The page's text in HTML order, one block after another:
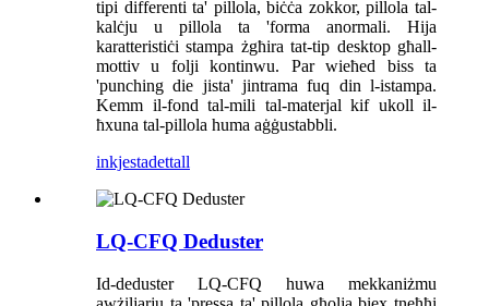
tipi differenti ta' pillola, biċċa zokkor, pillola tal-
kalċju u pillola ta 'forma anormali. Hija
karatteristiċi stampa żgħira tat-tip desktop għall-
mottiv u folji kontinwu. Par wieħed biss ta
'punching die jista' jintrama fuq din l-istampa.
Kemm il-fond tal-mili tal-materjal kif ukoll il-
ħxuna tal-pillola huma aġġustabbli.
inkjestadettall
LQ-CFQ Deduster
Id-deduster LQ-CFQ huwa mekkaniżmu